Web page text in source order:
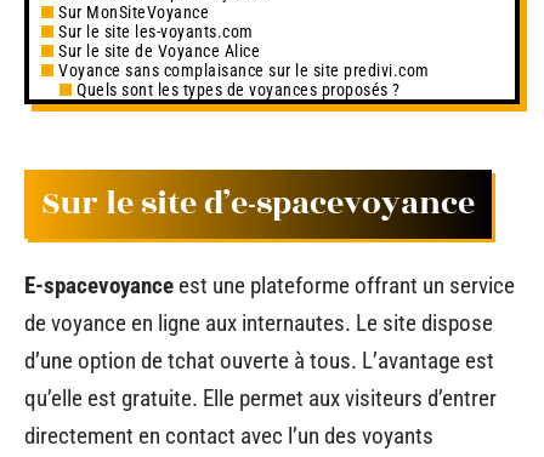
Sur MonSiteVoyance
Sur le site les-voyants.com
Sur le site de Voyance Alice
Voyance sans complaisance sur le site predivi.com
Quels sont les types de voyances proposés ?
Sur le site d’e-spacevoyance
E-spacevoyance est une plateforme offrant un service
de voyance en ligne aux internautes. Le site dispose
d’une option de tchat ouverte à tous. L’avantage est
qu’elle est gratuite. Elle permet aux visiteurs d’entrer
directement en contact avec l’un des voyants